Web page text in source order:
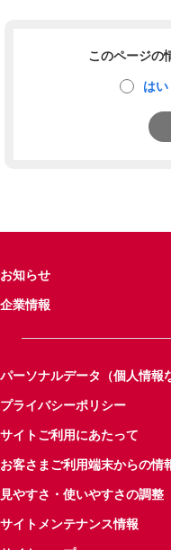
このページの
はい
お知らせ
企業情報
パーソナルデータ（個人情報
プライバシーポリシー
サイトご利用にあたって
お客さまご利用端末からの情
見やすさ・使いやすさの調整
サイトメンテナンス情報